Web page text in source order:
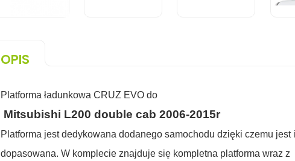
OPIS
Platforma ładunkowa CRUZ EVO do
Mitsubishi L200 double cab 2006-2015r
Platforma jest dedykowana dodanego samochodu dzięki czemu jest
dopasowana. W komplecie znajduje się kompletna platforma wraz z